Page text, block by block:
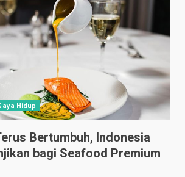
Hidup
Bertumbuh, Indonesia
bagi Seafood Premium